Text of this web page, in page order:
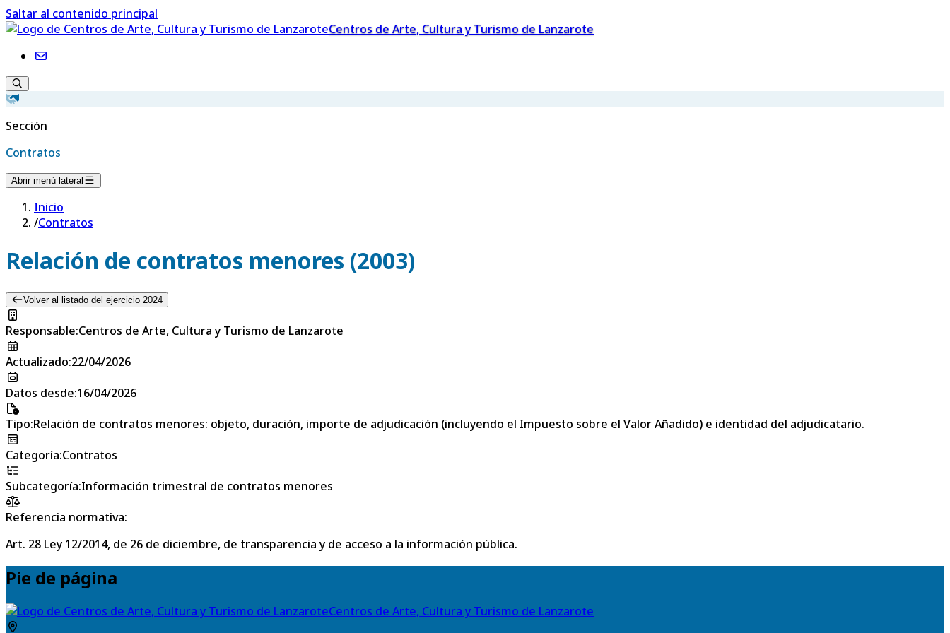
Saltar al contenido principal
Centros de Arte, Cultura y Turismo de Lanzarote
Sección
Contratos
Abrir menú lateral
Inicio
/Contratos
Relación de contratos menores (2003)
Volver al listado del ejercicio 2024
Responsable:Centros de Arte, Cultura y Turismo de Lanzarote
Actualizado:22/04/2026
Datos desde:16/04/2026
Tipo:Relación de contratos menores: objeto, duración, importe de adjudicación (incluyendo el Impuesto sobre el Valor Añadido) e identidad del adjudicatario.
Categoría:Contratos
Subcategoría:Información trimestral de contratos menores
Referencia normativa:
Art. 28 Ley 12/2014, de 26 de diciembre, de transparencia y de acceso a la información pública.
Pie de página
Centros de Arte, Cultura y Turismo de Lanzarote